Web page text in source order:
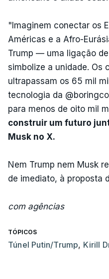
"Imaginem conectar os
Américas e a Afro-
Trump — uma ligação de
simbolize a unidade. Os
ultrapassam os 65 mil
tecnologia da
para menos de oito mil
construir um futuro
Musk no X.
Nem Trump nem Musk
de imediato, à proposta
com agências
TÓPICOS
Túnel Putin/Trump, Kirill